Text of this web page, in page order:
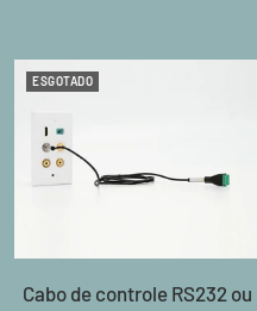
ESGOTADO
Cabo de controle RS232 ou